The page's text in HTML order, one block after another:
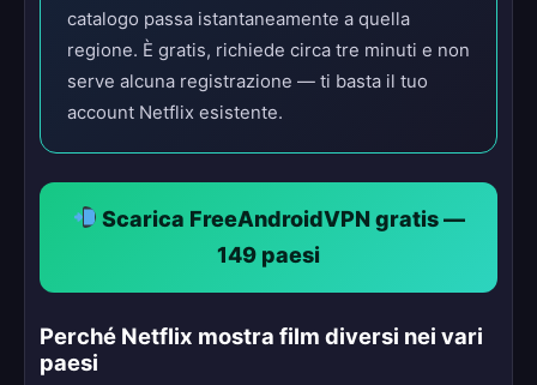
catalogo passa istantaneamente a quella
regione. È gratis, richiede circa tre minuti e non
serve alcuna registrazione — ti basta il tuo
account Netflix esistente.
Scarica FreeAndroidVPN gratis —
149 paesi
Perché Netflix mostra film diversi nei vari
paesi